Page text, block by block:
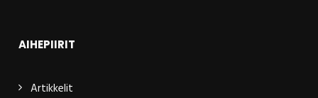
AIHEPIIRIT
Artikkelit